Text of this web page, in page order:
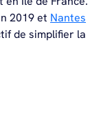
2019 et Nantes
de simplifier la